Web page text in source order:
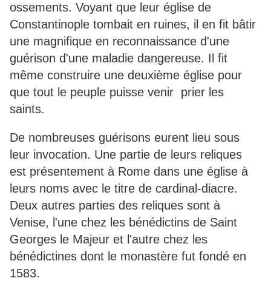
ossements. Voyant que leur église de
Constantinople tombait en ruines, il en fit bâtir
une magnifique en reconnaissance d'une
guérison d'une maladie dangereuse. Il fit
même construire une deuxième église pour
que tout le peuple puisse venir prier les
saints.
De nombreuses guérisons eurent lieu sous
leur invocation. Une partie de leurs reliques
est présentement à Rome dans une église à
leurs noms avec le titre de cardinal-diacre.
Deux autres parties des reliques sont à
Venise, l'une chez les bénédictins de Saint
Georges le Majeur et l'autre chez les
bénédictines dont le monastère fut fondé en
1583.